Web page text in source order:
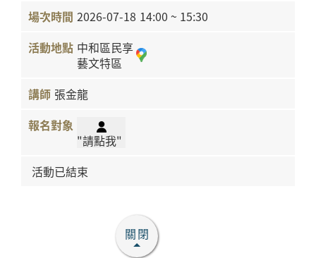
2026-07-18 14:00 ~ 15:30
中和區民享
藝文特區
張金龍
"請點我"
活動已結束
關閉